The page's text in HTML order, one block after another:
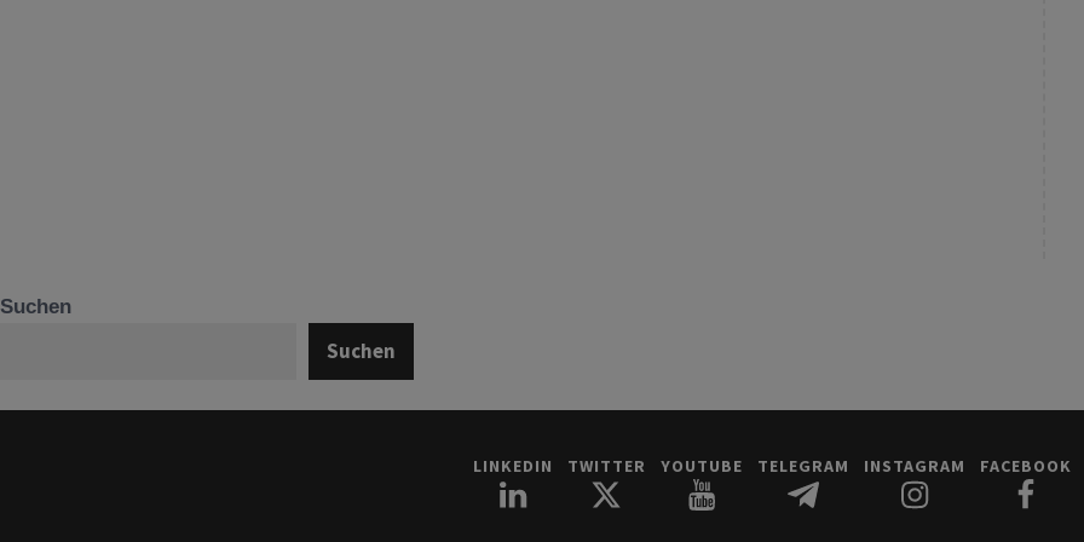
Suchen
Suchen
LINKEDIN TWITTER YOUTUBE TELEGRAM INSTAGRAM FACEBOOK